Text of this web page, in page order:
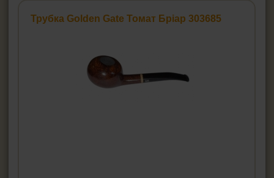
Трубка Golden Gate Томат Бріар 303685